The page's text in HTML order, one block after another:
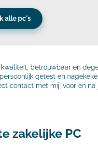
alle pc's
betrouwbaar en
getest en
contact met mij, voor en na
zakelijke PC